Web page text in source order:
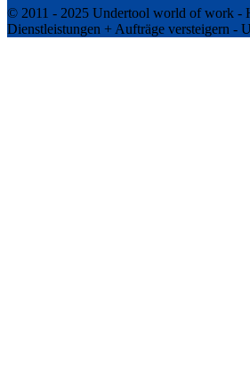
© 2011 - 2025 Undertool world of work -
Dienstleistungen + Aufträge versteigern -